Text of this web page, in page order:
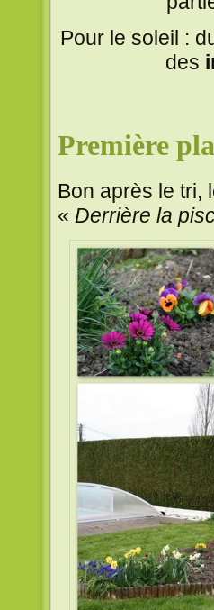
Pour le soleil :
des
Première
Bon après le tri,
« Derrière la